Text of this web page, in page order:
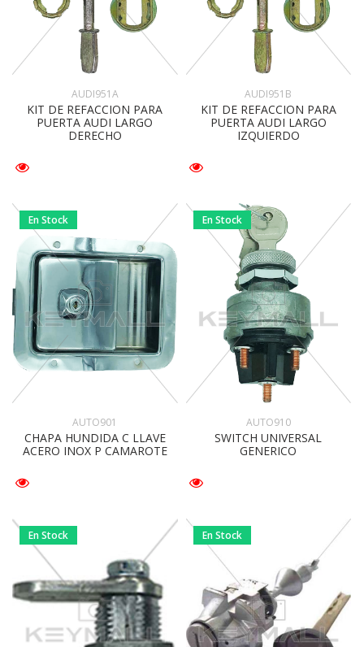
AUDI951A
KIT DE REFACCION PARA
PUERTA AUDI LARGO
DERECHO
AUDI951B
KIT DE REFACCION PARA
PUERTA AUDI LARGO
IZQUIERDO
En Stock
AUTO901
CHAPA HUNDIDA C LLAVE
ACERO INOX P CAMAROTE
En Stock
AUTO910
SWITCH UNIVERSAL
GENERICO
En Stock En Stock